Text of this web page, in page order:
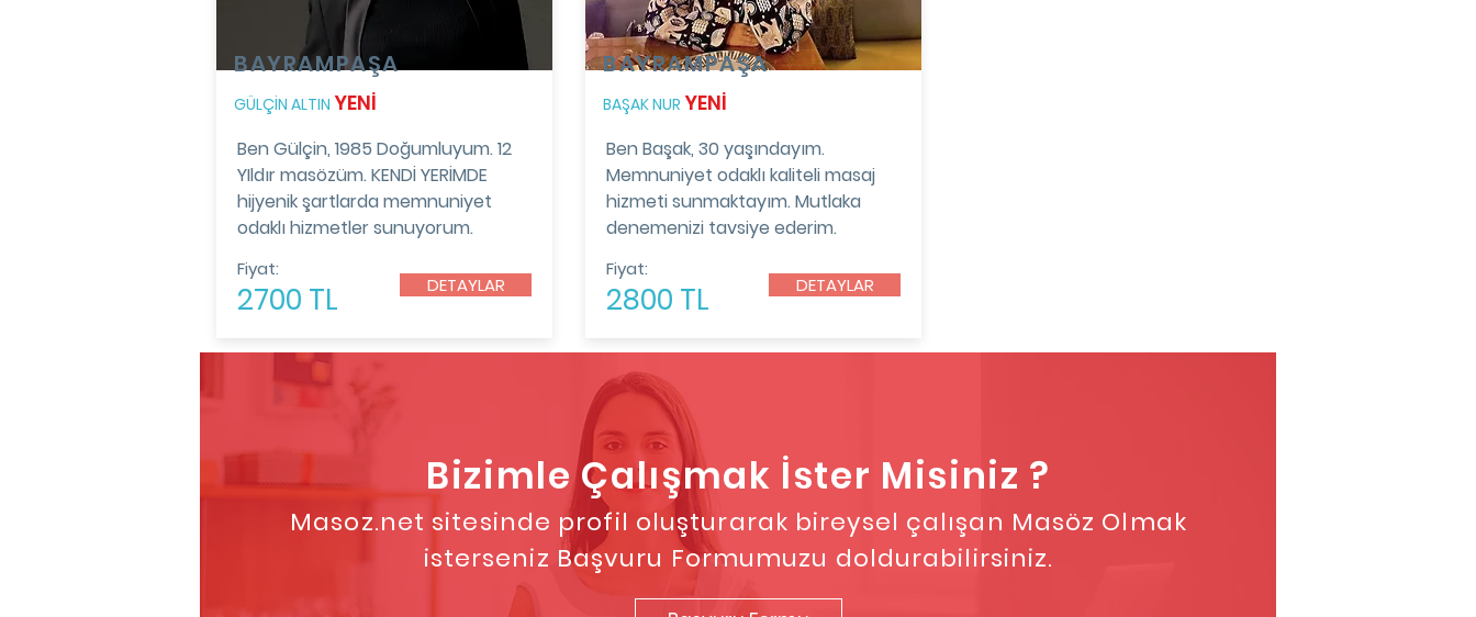
BAYRAMPAŞA
GÜLÇİN ALTIN YENİ
Ben Gülçin, 1985 Doğumluyum. 12
YIldır masözüm. KENDİ YERİMDE
hijyenik şartlarda memnuniyet
odaklı hizmetler sunuyorum.
Fiyat:
2700 TL DETAYLAR
BAYRAMPAŞA
BAŞAK NUR YENİ
Ben Başak, 30 yaşındayım.
Memnuniyet odaklı kaliteli masaj
hizmeti sunmaktayım. Mutlaka
denemenizi tavsiye ederim.
Fiyat:
2800 TL DETAYLAR
Bizimle Çalışmak İster Misiniz ?
Masoz.net sitesinde profil oluşturarak bireysel çalışan Masöz Olmak
isterseniz Başvuru Formumuzu doldurabilirsiniz.